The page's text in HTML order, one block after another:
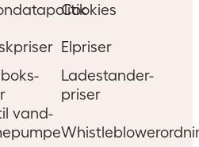
Cookies
Elpriser
Ladestander-
priser
vand-